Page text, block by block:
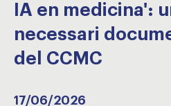
IA en medicina':
necessari
del CCMC
17/06/2026